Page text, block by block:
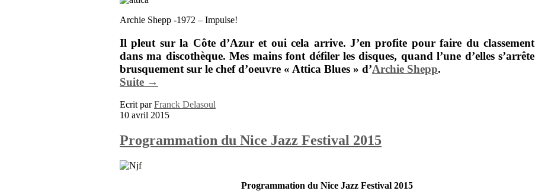
Archie Shepp -1972 – Impulse!
Il pleut sur la Côte d’Azur et oui cela arrive. J’en profite pour faire du classement
dans ma discothèque. Mes mains font défiler les disques, quand l’une d’elles s’arrête
brusquement sur le chef d’oeuvre « Attica Blues » d’Archie Shepp.
Suite →
Ecrit parFranck Delasoul
10 avril 2015
Programmation du Nice Jazz Festival 2015
Programmation du Nice Jazz Festival 2015